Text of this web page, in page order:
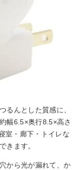
るんとした質感に、
幅6.5×奥行8.5×高さ
室・廊下・トイレな
きます。
から光が漏れて、か